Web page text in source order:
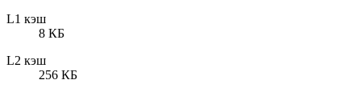
L1 кэш
8 КБ
L2 кэш
256 КБ